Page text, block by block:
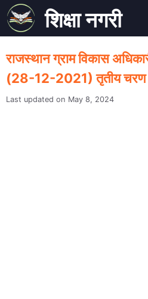
Skip
to
content
शिक्षा नगरी
राजस्थान ग्राम विकास
(28-12-2021) तृतीय
May 8, 2024